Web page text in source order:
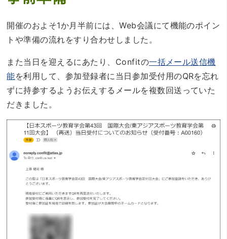
開催のおよそ1か月半前には、Web会議にて機能のポイン
トや準備の流れをすり合わせしました。
また当日を迎えるにあたり、Confitの一括メール送信機
能を利用して、参加登録者に当日参加受付用のQRを忘れ
ずに持参するようお伝えするメールを複数回送っていた
だきました。